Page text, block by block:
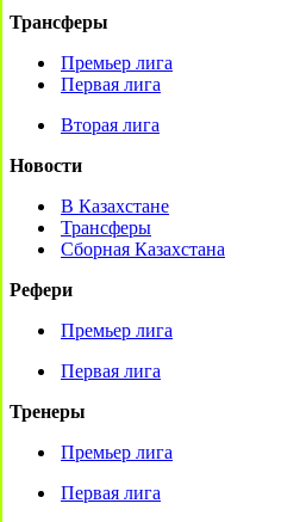
Трансферы
Премьер лига
Первая лига
Вторая лига
Новости
В Казахстане
Трансферы
Сборная Казахстана
Рефери
Премьер лига
Первая лига
Тренеры
Премьер лига
Первая лига